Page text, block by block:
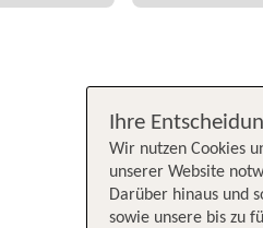
Ihre
Wir nutzen Cookies
unserer Website
Darüber hinaus und
sowie unsere bis zu